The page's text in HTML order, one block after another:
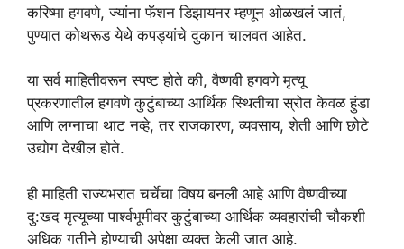
करिष्मा हगवणे, ज्यांना फॅशन डिझायनर म्हणून ओळखलं जातं,
पुण्यात कोथरूड येथे कपड्यांचे दुकान चालवत आहेत.
या सर्व माहितीवरून स्पष्ट होते की, वैष्णवी हगवणे मृत्यू
प्रकरणातील हगवणे कुटुंबाच्या आर्थिक स्थितीचा स्रोत केवळ हुंडा
आणि लग्नाचा थाट नव्हे, तर राजकारण, व्यवसाय, शेती आणि छोटे
उद्योग देखील होते.
ही माहिती राज्यभरात चर्चेचा विषय बनली आहे आणि वैष्णवीच्या
दु:खद मृत्यूच्या पार्श्वभूमीवर कुटुंबाच्या आर्थिक व्यवहारांची चौकशी
अधिक गतीने होण्याची अपेक्षा व्यक्त केली जात आहे.